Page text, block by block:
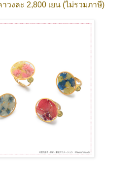
วงละ 2,800 เยน (ไม่รวมภาษี)